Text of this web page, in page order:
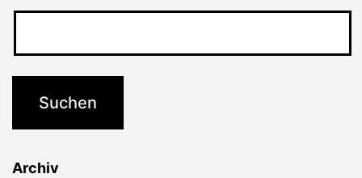
Archiv